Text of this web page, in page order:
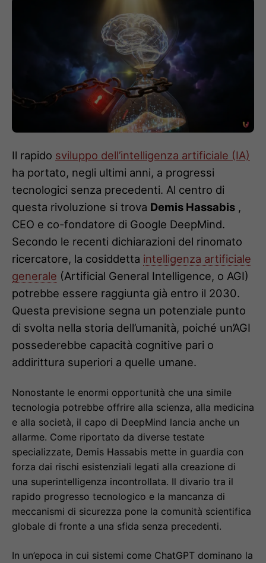
Il rapido sviluppo dell’intelligenza artificiale (IA)
ha portato, negli ultimi anni, a progressi
tecnologici senza precedenti. Al centro di
questa rivoluzione si trova Demis Hassabis ,
CEO e co-fondatore di Google DeepMind.
Secondo le recenti dichiarazioni del rinomato
ricercatore, la cosiddetta intelligenza artificiale
generale (Artificial General Intelligence, o AGI)
potrebbe essere raggiunta già entro il 2030.
Questa previsione segna un potenziale punto
di svolta nella storia dell’umanità, poiché un’AGI
possederebbe capacità cognitive pari o
addirittura superiori a quelle umane.
Nonostante le enormi opportunità che una simile
tecnologia potrebbe offrire alla scienza, alla medicina
e alla società, il capo di DeepMind lancia anche un
allarme. Come riportato da diverse testate
specializzate, Demis Hassabis mette in guardia con
forza dai rischi esistenziali legati alla creazione di
una superintelligenza incontrollata. Il divario tra il
rapido progresso tecnologico e la mancanza di
meccanismi di sicurezza pone la comunità scientifica
globale di fronte a una sfida senza precedenti.
In un’epoca in cui sistemi come ChatGPT dominano la